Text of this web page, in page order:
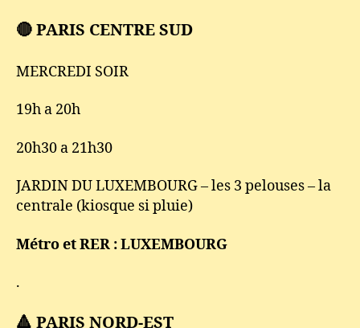
🔴 PARIS CENTRE SUD
MERCREDI SOIR
19h a 20h
20h30 a 21h30
JARDIN DU LUXEMBOURG – les 3 pelouses – la
centrale (kiosque si pluie)
Métro et RER : LUXEMBOURG
.
🔺 PARIS NORD-EST